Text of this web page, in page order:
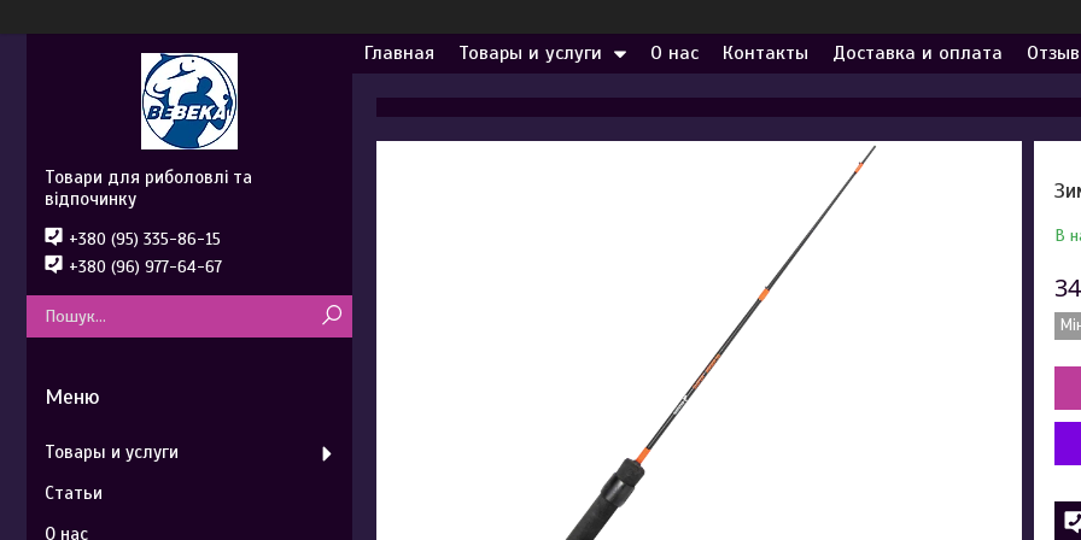
Главная Товары и услуги О нас Контакты Доставка и оплата
В
Товари для риболовлі та
відпочинку
+380 (95) 335-86-15
+380 (96) 977-64-67
Товары и услуги
Статьи
О нас